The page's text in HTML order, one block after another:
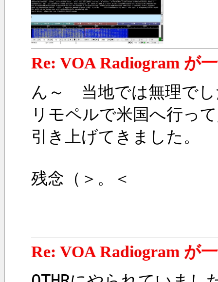
Re: VOA Radiogram が
ん～　当地では無理で
リモペルで米国へ行っ
引き上げてきました。
残念（＞。＜
Re: VOA Radiogram が